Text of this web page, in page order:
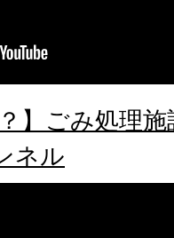
？】ごみ処理
ネル